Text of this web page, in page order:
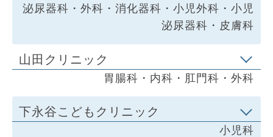
泌尿器科・外科・消化器科・小児外科・小児
泌尿器科・皮膚科
山田クリニック
胃腸科・内科・肛門科・外科
下永谷こどもクリニック
小児科